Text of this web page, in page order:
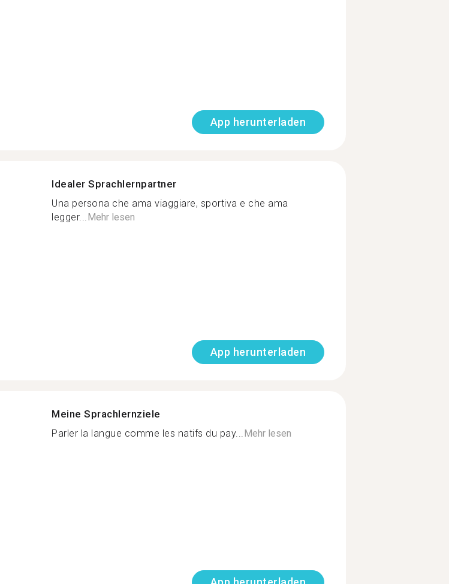
App herunterladen
Idealer Sprachlernpartner
Una persona che ama viaggiare, sportiva e che ama
legger...Mehr lesen
App herunterladen
Meine Sprachlernziele
Parler la langue comme les natifs du pay...Mehr lesen